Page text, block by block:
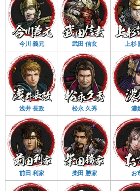
今川 義元 武田 信玄 上杉
浅井 長政 松永 久秀 濃
前田 利家 柴田 勝家 お